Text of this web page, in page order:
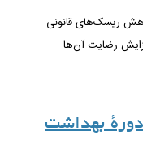
ریسک‌های قانونی
رضایت آن‌ها
بهداشت